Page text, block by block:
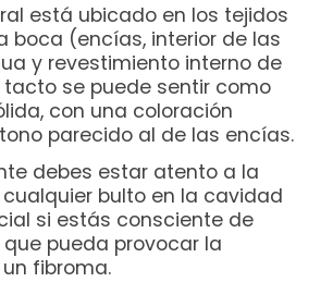
está ubicado en los tejidos
boca (encías, interior de las
y revestimiento interno de
se puede sentir como
con una coloración
parecido al de las encías.
debes estar atento a la
bulto en la cavidad
si estás consciente de
pueda provocar la
fibroma.